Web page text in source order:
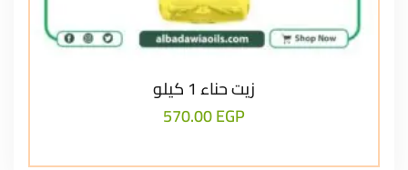
زيت حناء 1 كيلو
570.00EGP